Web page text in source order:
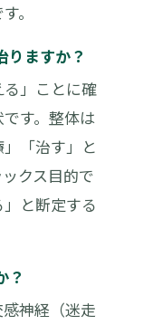
。
りますか？
」ことに確
す。整体は
「治す」と
クス目的で
と断定する
？
神経（迷走